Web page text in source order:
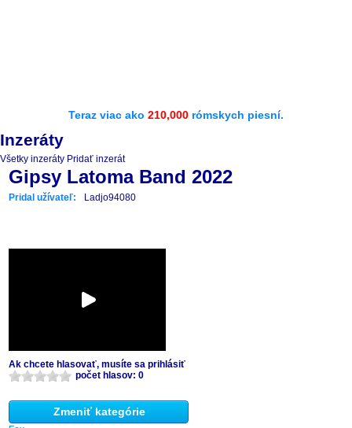
Teraz viac ako 210,000 rómskych piesní.
Inzeráty
Všetky inzeráty Pridať inzerát
Gipsy Latoma Band 2022
Pridal užívateľ: Ladjo94080
Ak chcete hlasovať, musíte sa prihlásiť
počet hlasov: 0
Zmeniť kategórie